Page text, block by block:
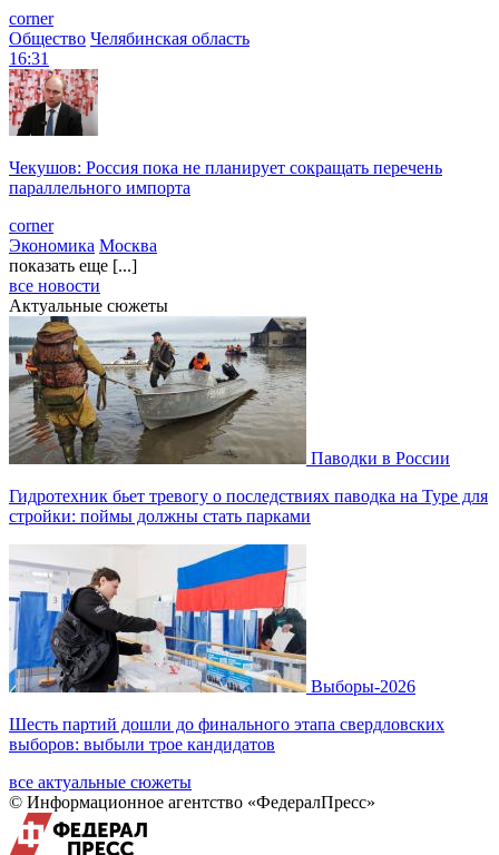
corner
Общество Челябинская область
16:31
Чекушов: Россия пока не планирует сокращать перечень
параллельного импорта
corner
Экономика Москва
показать еще [...]
все новости
Актуальные сюжеты
Паводки в России
Гидротехник бьет тревогу о последствиях паводка на Туре для
стройки: поймы должны стать парками
Выборы-2026
Шесть партий дошли до финального этапа свердловских
выборов: выбыли трое кандидатов
все актуальные сюжеты
© Информационное агентство «ФедералПресс»